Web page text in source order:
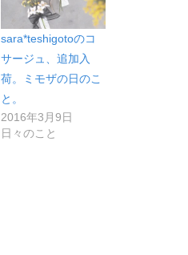
sara*teshigotoのコ
サージュ、追加入
荷。ミモザの日のこ
と。
2016年3月9日
日々のこと